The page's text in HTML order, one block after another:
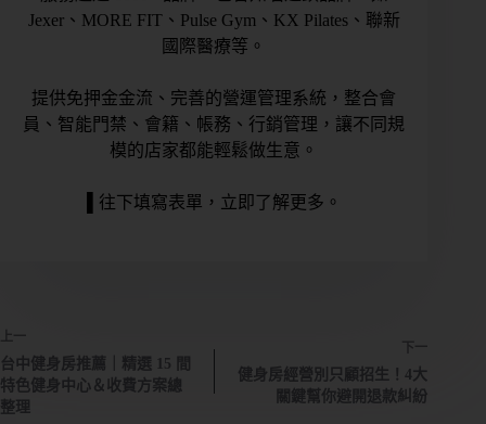
Jexer、MORE FIT、Pulse Gym、KX Pilates、聯新
國際醫療等。
提供免押金金流、完善的營運管理系統，整合會
員、智能門禁、會籍、帳務、行銷管理，讓不同規
模的店家都能輕鬆做生意。
▌往下填寫表單，立即了解更多。
上一
台中健身房推薦｜精選 15 間
特色健身中心＆收費方案總
整理
下一
健身房經營別只顧招生！4大
關鍵幫你避開退款糾紛